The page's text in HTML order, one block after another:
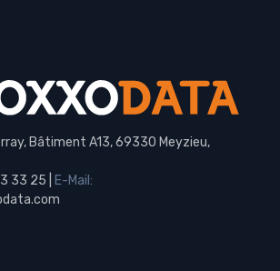
Bâtiment A13, 69330 Meyzieu,
33 25
E-Mail: